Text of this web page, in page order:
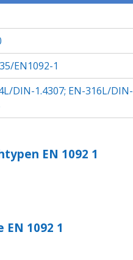
EN1092-1
DIN-1.4307; EN-316L/DIN-
EN 1092 1
1092 1